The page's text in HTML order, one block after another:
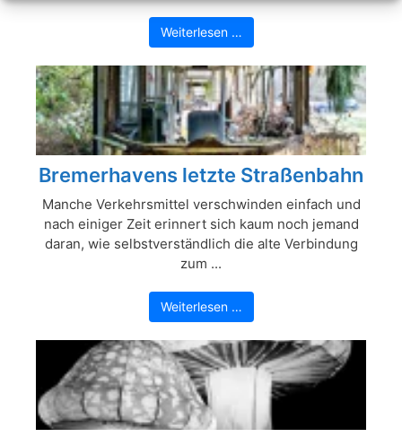
Weiterlesen …
Bremerhavens letzte Straßenbahn
Manche Verkehrsmittel verschwinden einfach und
nach einiger Zeit erinnert sich kaum noch jemand
daran, wie selbstverständlich die alte Verbindung
zum ...
Weiterlesen …